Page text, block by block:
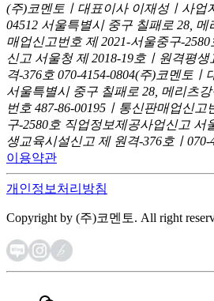
(주)코멘토ㅣ대표이사 이재성ㅣ사업
04512 서울특별시 중구 칠패로 28,
매업신고번호 제 2021-서울중구-
신고 서울청 제 2018-19호ㅣ원격평
격-376호 070-4154-0804(주)코멘토ㅣ
서울특별시 중구 칠패로 28, 메리츠
번호 487-86-00195ㅣ통신판매업신고
구-2580호 직업정보제공사업신고 서
생교육시설신고 제 원격-376호ㅣ070-
이용약관
개인정보처리방침
Copyright by (주)코멘토. All right